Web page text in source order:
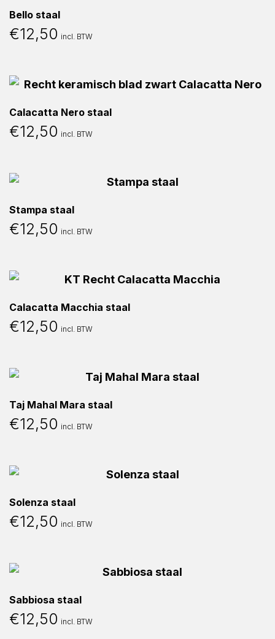
Bello staal
€12,50 incl. BTW
Calacatta Nero staal
€12,50 incl. BTW
Stampa staal
€12,50 incl. BTW
Calacatta Macchia staal
€12,50 incl. BTW
Taj Mahal Mara staal
€12,50 incl. BTW
Solenza staal
€12,50 incl. BTW
Sabbiosa staal
€12,50 incl. BTW